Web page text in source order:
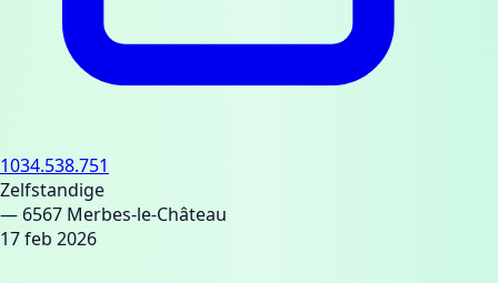
1034.538.751
Zelfstandige
— 6567 Merbes-le-Château
17 feb 2026